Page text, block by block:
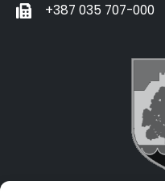
+387 035 707-000